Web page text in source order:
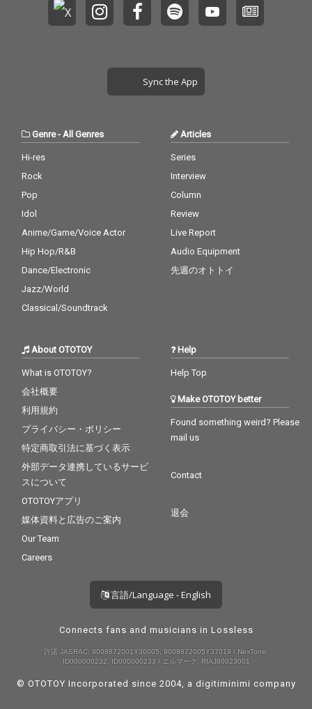
Sync the App
Genre- All Genres
Hi-res
Rock
Pop
Idol
Anime/Game/Voice Actor
Hip Hop/R&B
Dance/Electronic
Jazz/World
Classical/Soundtrack
Articles
Series
Interview
Column
Review
Live Report
Audio Equipment
先週のオトトイ
About OTOTOY
What is OTOTOY?
会社概要
利用規約
プライバシー・ポリシー
特定商取引法に基づく表示
外部データ連携しているサービ
スについて
OTOTOYアプリ
媒体資料と広告のご案内
Our Team
Careers
Help
Help Top
Make OTOTOY better
Found something weird? Please
mail us
Contact
退会
言語/Language - English
Connects fans and musicians in Lossless
許諾 JASRAC: 9008872001Y30005, 9008872005Y37019 / NexTone:
ID000000232, ID000000233 / エルマーク: RIAJ80023001
© OTOTOY Incorporated since 2004, a digitiminimi company